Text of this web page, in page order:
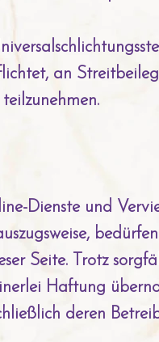
an
Dienste und
Seite. Trotz
Haftung
deren